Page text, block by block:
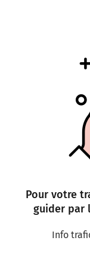
Pour votre
guider par
Info